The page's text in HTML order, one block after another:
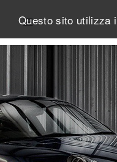
Questo sito utilizza